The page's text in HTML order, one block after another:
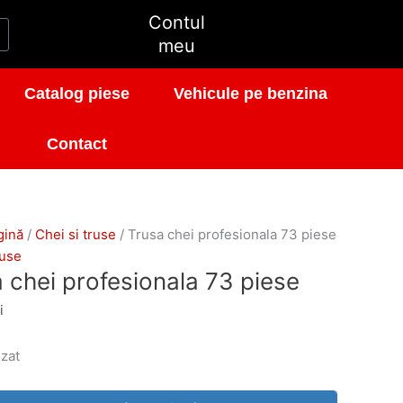
Contul
meu
Catalog piese Vehicule pe benzina
Contact
/ Chei si truse / Trusa chei profesionala 73 piese
chei profesionala 73 piese